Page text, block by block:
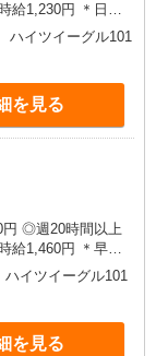
円 ＊日曜
は時給1,150円〜
イツイーグル101
を見る
円 ＊早朝
1,800円〜 ＊日曜
は時給1,380円〜
：時給1,700円〜
イツイーグル101
を見る